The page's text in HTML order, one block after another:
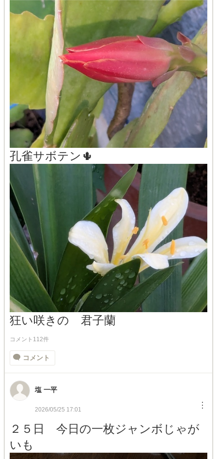
孔雀サボテン🌵
狂い咲きの 君子蘭
コメント112件
コメント
塩 一平
2026/05/25 17:01 ︙
２５日 今日の一枚ジャンボじゃが
いも